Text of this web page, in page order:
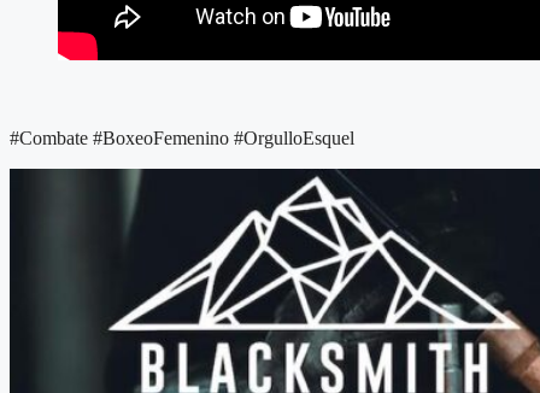
#Combate #BoxeoFemenino #OrgulloEsquel